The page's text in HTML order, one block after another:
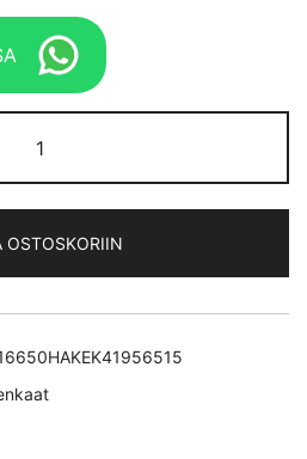
K425
195/65R15
OSTOSKORIIN